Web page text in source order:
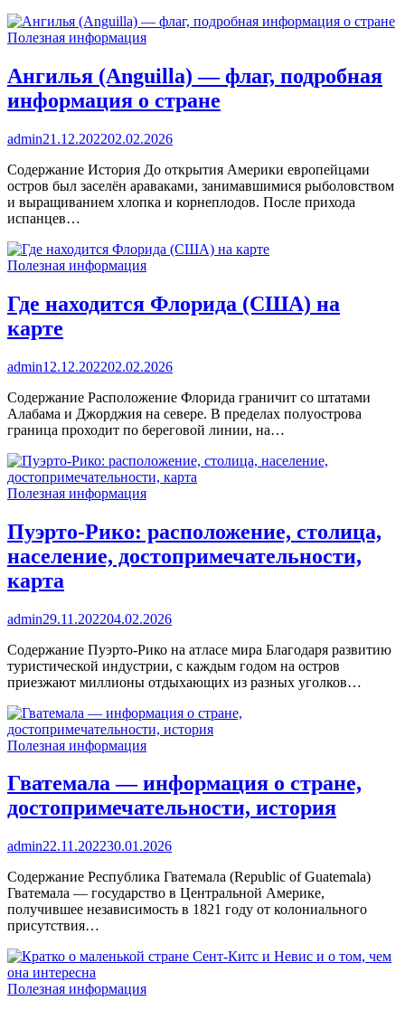
Полезная информация
Ангилья (Anguilla) — флаг, подробная
информация о стране
admin21.12.202202.02.2026
Содержание История До открытия Америки европейцами
остров был заселён араваками, занимавшимися рыболовством
и выращиванием хлопка и корнеплодов. После прихода
испанцев…
Полезная информация
Где находится Флорида (США) на
карте
admin12.12.202202.02.2026
Содержание Расположение Флорида граничит со штатами
Алабама и Джорджия на севере. В пределах полуострова
граница проходит по береговой линии, на…
Полезная информация
Пуэрто-Рико: расположение, столица,
население, достопримечательности,
карта
admin29.11.202204.02.2026
Содержание Пуэрто-Рико на атласе мира Благодаря развитию
туристической индустрии, с каждым годом на остров
приезжают миллионы отдыхающих из разных уголков…
Полезная информация
Гватемала — информация о стране,
достопримечательности, история
admin22.11.202230.01.2026
Содержание Республика Гватемала (Republic of Guatemala)
Гватемала — государство в Центральной Америке,
получившее независимость в 1821 году от колониального
присутствия…
Полезная информация